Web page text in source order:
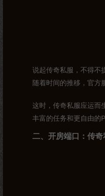
说起传奇私服，不得不
随着时间的推移，官方
这时，传奇私服应运而
丰富的任务和更自由的
二、开房端口：传